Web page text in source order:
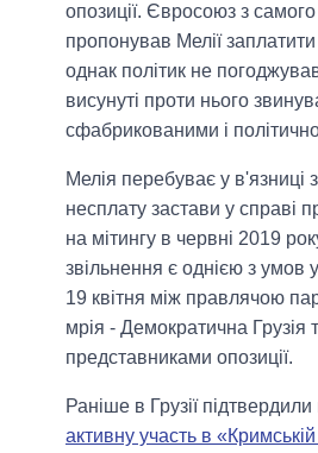
опозиції. Євросоюз з
пропонував Мелії заплатити
однак політик не
висунуті проти нього
сфабрикованими і
Мелія перебуває у в'язниці
несплату застави у справі
на мітингу в червні 2019
звільнення є однією з умов
19 квітня між правлячою
мрія - Демократична Грузія
представниками опозиції.
Раніше в Грузії підтвердили
активну участь в